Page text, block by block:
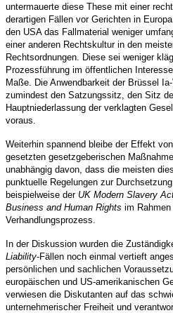
untermauerte diese These mit einer
derartigen Fällen vor Gerichten in
den USA das Fallmaterial weniger
einer anderen Rechtskultur in den
Rechtsordnungen. Diese sei weniger
Prozessführung im öffentlichen
Maße. Die Anwendbarkeit der Brüssel
zumindest den Satzungssitz, den Sitz
Hauptniederlassung der verklagten
voraus.
Weiterhin spannend bleibe der Effekt
gesetzten gesetzgeberischen
unabhängig davon, dass die meisten
punktuelle Regelungen zur
beispielweise der UK Modern Slavery
Business and Human Rights im
Verhandlungsprozess.
In der Diskussion wurden die
Liability-Fällen noch einmal vertieft
persönlichen und sachlichen
europäischen und US-amerikanischen
verwiesen die Diskutanten auf das
unternehmerischer Freiheit und